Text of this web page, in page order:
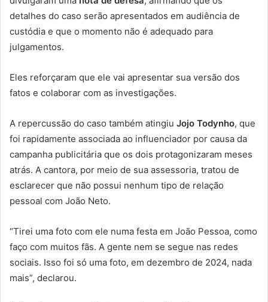
detalhes do caso serão apresentados em audiência de
custódia e que o momento não é adequado para
julgamentos.
Eles reforçaram que ele vai apresentar sua versão dos
fatos e colaborar com as investigações.
A repercussão do caso também atingiu Jojo Todynho, que
foi rapidamente associada ao influenciador por causa da
campanha publicitária que os dois protagonizaram meses
atrás. A cantora, por meio de sua assessoria, tratou de
esclarecer que não possui nenhum tipo de relação
pessoal com João Neto.
“Tirei uma foto com ele numa festa em João Pessoa, como
faço com muitos fãs. A gente nem se segue nas redes
sociais. Isso foi só uma foto, em dezembro de 2024, nada
mais”, declarou.